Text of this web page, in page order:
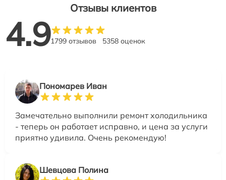
Отзывы клиентов
4.91799 отзывов 5358 оценок
Пономарев Иван
Замечательно выполнили ремонт холодильника
- теперь он работает исправно, и цена за услуги
приятно удивила. Очень рекомендую!
Шевцова Полина